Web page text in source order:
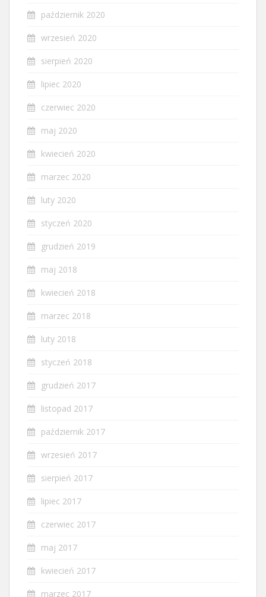
październik 2020
wrzesień 2020
sierpień 2020
lipiec 2020
czerwiec 2020
maj 2020
kwiecień 2020
marzec 2020
luty 2020
styczeń 2020
grudzień 2019
maj 2018
kwiecień 2018
marzec 2018
luty 2018
styczeń 2018
grudzień 2017
listopad 2017
październik 2017
wrzesień 2017
sierpień 2017
lipiec 2017
czerwiec 2017
maj 2017
kwiecień 2017
marzec 2017